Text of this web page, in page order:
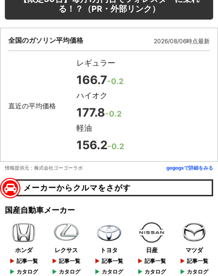
る！？（PR・外部リンク）
全国のガソリン平均価格 2026/08/06時点最新
直近の平均価格
レギュラー
166.7-0.2
ハイオク
177.8-0.2
軽油
156.2-0.2
情報提供元：株式会社ゴーゴーラボ gogogsで詳細をみる
メーカーからクルマをさがす
国産自動車メーカー
ホンダ
記事一覧
カタログ
レクサス
記事一覧
カタログ
トヨタ
記事一覧
カタログ
日産
記事一覧
カタログ
マツダ
記事一覧
カタログ